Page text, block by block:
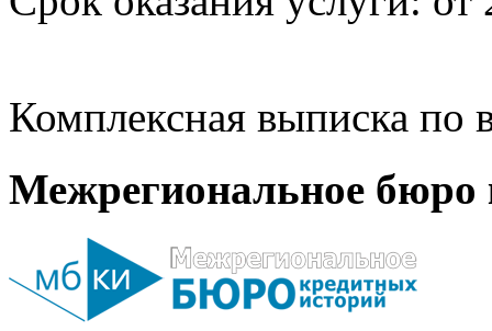
Комплексная выписка
Межрегиональное бюро